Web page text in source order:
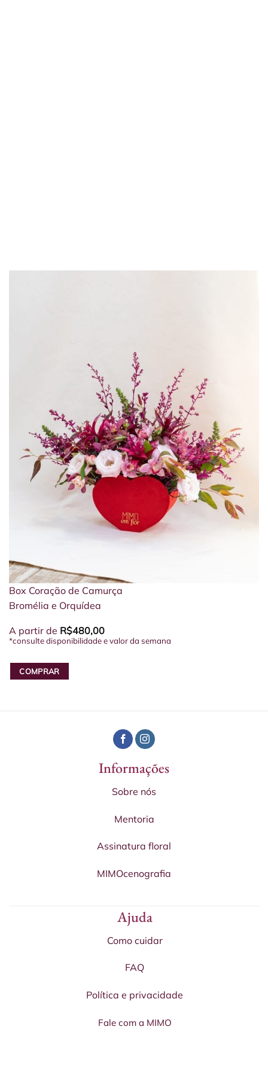
Box Coração de Camurça
Bromélia e Orquídea
A partir de R$480,00
*consulte disponibilidade e valor da semana
COMPRAR
Informações
Sobre nós
Mentoria
Assinatura floral
MIMOcenografia
Ajuda
Como cuidar
FAQ
Política e privacidade
Fale com a MIMO